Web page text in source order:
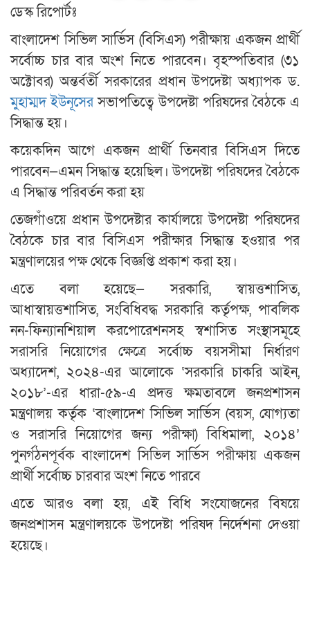
ডেস্ক রিপোর্টঃ
বাংলাদেশ সিভিল সার্ভিস (বিসিএস) পরীক্ষায় একজন প্রার্থী
সর্বোচ্চ চার বার অংশ নিতে পারবেন। বৃহস্পতিবার (৩১
অক্টোবর) অন্তর্বর্তী সরকারের প্রধান উপদেষ্টা অধ্যাপক ড.
মুহাম্মদ ইউনূসেরসভাপতিত্বে উপদেষ্টা পরিষদের বৈঠকে এ
সিদ্ধান্ত হয়।
কয়েকদিন আগে একজন প্রার্থী তিনবার বিসিএস দিতে
পারবেন—এমন সিদ্ধান্ত হয়েছিল। উপদেষ্টা পরিষদের বৈঠকে
এ সিদ্ধান্ত পরিবর্তন করা হয়
তেজগাঁওয়ে প্রধান উপদেষ্টার কার্যালয়ে উপদেষ্টা পরিষদের
বৈঠকে চার বার বিসিএস পরীক্ষার সিদ্ধান্ত হওয়ার পর
মন্ত্রণালয়ের পক্ষ থেকে বিজ্ঞপ্তি প্রকাশ করা হয়।
এতে বলা হয়েছে— সরকারি, স্বায়ত্তশাসিত,
আধাস্বায়ত্তশাসিত, সংবিধিবদ্ধ সরকারি কর্তৃপক্ষ, পাবলিক
নন-ফিন্যানশিয়াল করপোরেশনসহ স্বশাসিত সংস্থাসমূহে
সরাসরি নিয়োগের ক্ষেত্রে সর্বোচ্চ বয়সসীমা নির্ধারণ
অধ্যাদেশ, ২০২৪-এর আলোকে ‘সরকারি চাকরি আইন,
২০১৮’-এর ধারা-৫৯-এ প্রদত্ত ক্ষমতাবলে জনপ্রশাসন
মন্ত্রণালয় কর্তৃক ‘বাংলাদেশ সিভিল সার্ভিস (বয়স, যোগ্যতা
ও সরাসরি নিয়োগের জন্য পরীক্ষা) বিধিমালা, ২০১৪’
পুনর্গঠনপূর্বক বাংলাদেশ সিভিল সার্ভিস পরীক্ষায় একজন
প্রার্থী সর্বোচ্চ চারবার অংশ নিতে পারবে
এতে আরও বলা হয়, এই বিধি সংযোজনের বিষয়ে
জনপ্রশাসন মন্ত্রণালয়কে উপদেষ্টা পরিষদ নির্দেশনা দেওয়া
হয়েছে।